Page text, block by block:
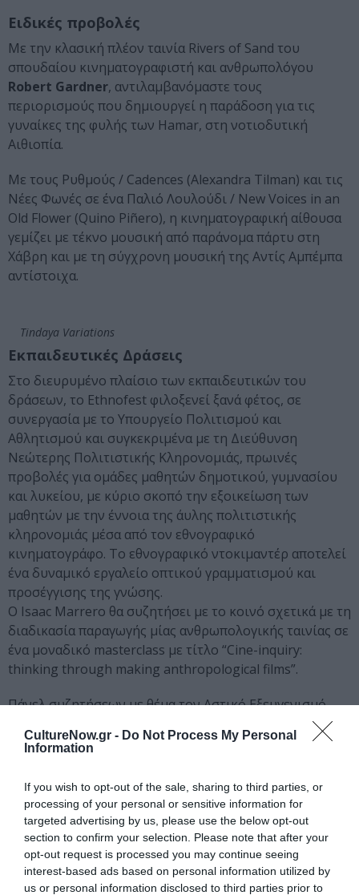
CultureNow.gr - Do Not Process My Personal
Information
If you wish to opt-out of the sale, sharing to third parties, or
processing of your personal or sensitive information for
targeted advertising by us, please use the below opt-out
section to confirm your selection. Please note that after your
opt-out request is processed you may continue seeing
interest-based ads based on personal information utilized by
us or personal information disclosed to third parties prior to
Ειδικές προβολές
Με την κλασική πλέον ταινία Rivers of Sand του
σπουδαίου κινηματογραφιστή και ανθρωπολόγου
Robert Gardner, αντιλαμβανόμαστε τους
περιορισμούς που δημιουργεί η παράδοση για τις
γυναίκες της φυλής των Hamar, στη νοτιοδυτική
Αιθιοπία.
Με τους Ρυθμούς / Cadences (Alexandra Tilman) και τις
Νέες Φωνές σε ένα Παλιό Λουλούδι / New Voices in an
Old Flower (Quino Piñero), η κινηματογραφική αίθουσα
γεμίζει με τέκνο μουσική από παράνομα πάρτυ στη
Χάβρη και με τη σύγχρονη μουσική της Αντίς Αμπέμπα
αντίστοιχα.
Tindaya Variations
Εκπαιδευτικές Δράσεις
Στο διευρυμένο πλαίσιο των εκπαιδευτικών του
δράσεων, το Ethnofest φιλοξενεί ξανά φέτος, σε
συνεργασία με το Υπουργείο Πολιτισμού και
Αθλητισμού και συγκεκριμένα με τη Διεύθυνση
Νεώτερης Πολιτιστικής Κληρονομιάς, πρωινές
προβολές για ομάδες μαθητών δημοτικού, γυμνασίου
και λυκείου, με κύριο σκοπό την εξοικείωση των
μαθητών με την έννοια της άυλης πολιτιστικής
κληρονομιάς μέσα από τον εθνογραφικό
κινηματογράφο. Το εθνογραφικό ντοκιμαντέρ αποτελεί
ένα δυναμικό εργαλείο οπτικού γραμματισμού και
προσέγγισης της γνώσης.
Ο Isaac Marrero θα συζητήσει με το κοινό σχετικά με τη
διαδικασία παραγωγής μίας ανθρωπολογικής ταινίας σε
ένα μοναδικό masterclass με τίτλο “Cine-inquiry:
thinking through making anthropological films”.
Πάνελ συζητήσεων με θέμα τον Αστικό Εξευγενισμό
στο Πάντειο και την Ήπειρο μέσα από το ντοκιμαντέρ
στο Άστορ, δίνουν την ευκαιρία σε ακαδημαϊκούς και
εμπειρία τους με φοιτητές αλλά και με το ευρύτερο
κοινό.
Για πρώτη φορά φέτος, το φεστιβάλ στο πλαίσιο του
εκπαιδευτικού προγράμματος Erasmus+ με τίτλο,
ENCOUNTERS through art, ethnography and pedagogy,